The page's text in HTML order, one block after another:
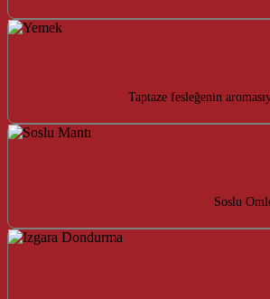
Taptaze fesleğenin
Soslu